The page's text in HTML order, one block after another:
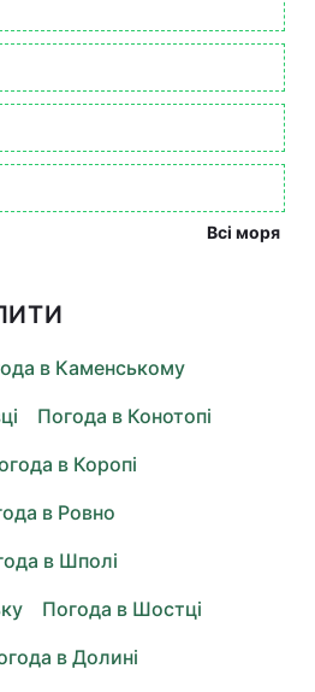
Всі моря
в Каменському
Погода в Конотопі
в Коропі
в Ровно
в Шполі
Погода в Шостці
в Долині